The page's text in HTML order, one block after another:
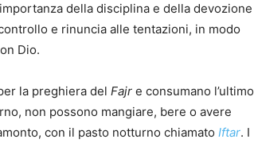
della disciplina e della devozione
e rinuncia alle tentazioni, in modo
Dio.
la preghiera del Fajr e consumano l’ultimo
non possono mangiare, bere o avere
con il pasto notturno chiamato Iftar. I